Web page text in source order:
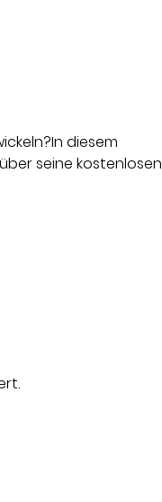
diesem
seine kostenlosen